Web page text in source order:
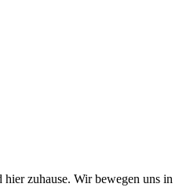
zuhause. Wir bewegen uns in